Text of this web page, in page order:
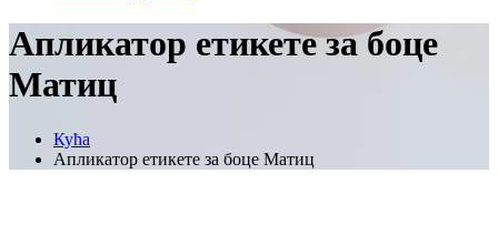
Апликатор етикете за боце
Матиц
Кућа
Апликатор етикете за боце Матиц